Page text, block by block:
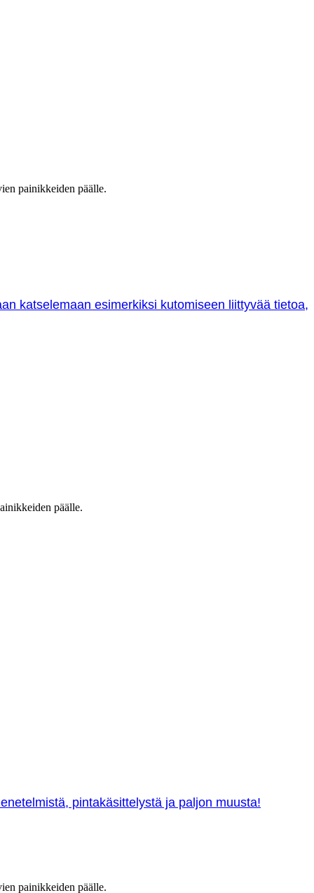
painikkeiden päälle.
katselemaan esimerkiksi kutomiseen liittyvää tietoa,
päälle.
pintakäsittelystä ja paljon muusta!
painikkeiden päälle.